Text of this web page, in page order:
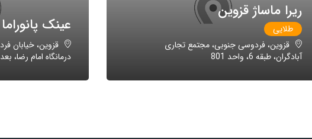
ریرا ماساژ قزوین
طلایی
قزوین، فردوسی جنوبی، مجتمع تجاری
آبادگران، طبقه 6، واحد 801
عینک
قزوین، خیابان
درمانگاه امام رضا،